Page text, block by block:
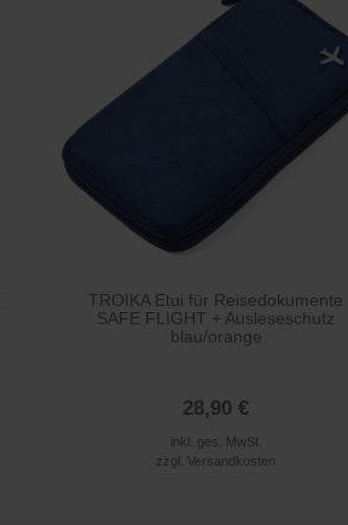
TROIKA Etui für Reisedokumente
SAFE FLIGHT + Ausleseschutz
blau/orange
28,90 €
inkl. ges. MwSt.
zzgl.Versandkosten